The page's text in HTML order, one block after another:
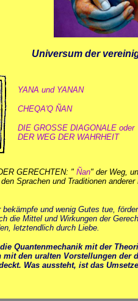
Universum der
YANA und YANAN
CHEQA'Q ÑAN
DIE GROSSE DIAGONALE oder
DER WEG DER WAHRHEIT
GERECHTEN: " Ñan" der Weg,
Sprachen und Traditionen
und wenig Gutes tue,
die Mittel und Wirkungen der
letztendlich durch Liebe.
Quantenmechanik mit der
den uralten Vorstellungen
Was aussteht, ist das